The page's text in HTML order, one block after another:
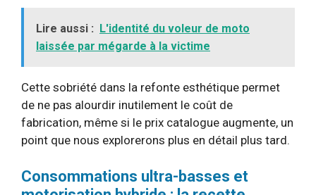
Lire aussi : L'identité du voleur de moto
laissée par mégarde à la victime
Cette sobriété dans la refonte esthétique permet
de ne pas alourdir inutilement le coût de
fabrication, même si le prix catalogue augmente, un
point que nous explorerons plus en détail plus tard.
Consommations ultra-basses et